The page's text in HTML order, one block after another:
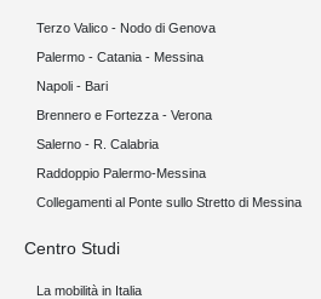
Terzo Valico - Nodo di Genova
Palermo - Catania - Messina
Napoli - Bari
Brennero e Fortezza - Verona
Salerno - R. Calabria
Raddoppio Palermo-Messina
Collegamenti al Ponte sullo Stretto di Messina
Centro Studi
La mobilità in Italia